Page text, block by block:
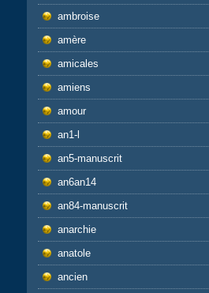
ambroise
amère
amicales
amiens
amour
an1-l
an5-manuscrit
an6an14
an84-manuscrit
anarchie
anatole
ancien